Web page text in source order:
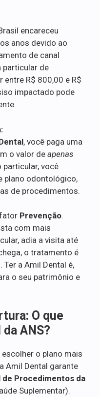
encareceu
anos devido ao
de canal
particular de
R$ 800,00 e R$
impactado pode
, você paga uma
o valor de apenas
particular, você
plano odontológico,
de procedimentos.
Prevenção.
com mais
adia a visita até
o tratamento é
a Amil Dental é,
o seu patrimônio e
O que
ANS?
o plano mais
Amil Dental garante
de Procedimentos da
Suplementar).